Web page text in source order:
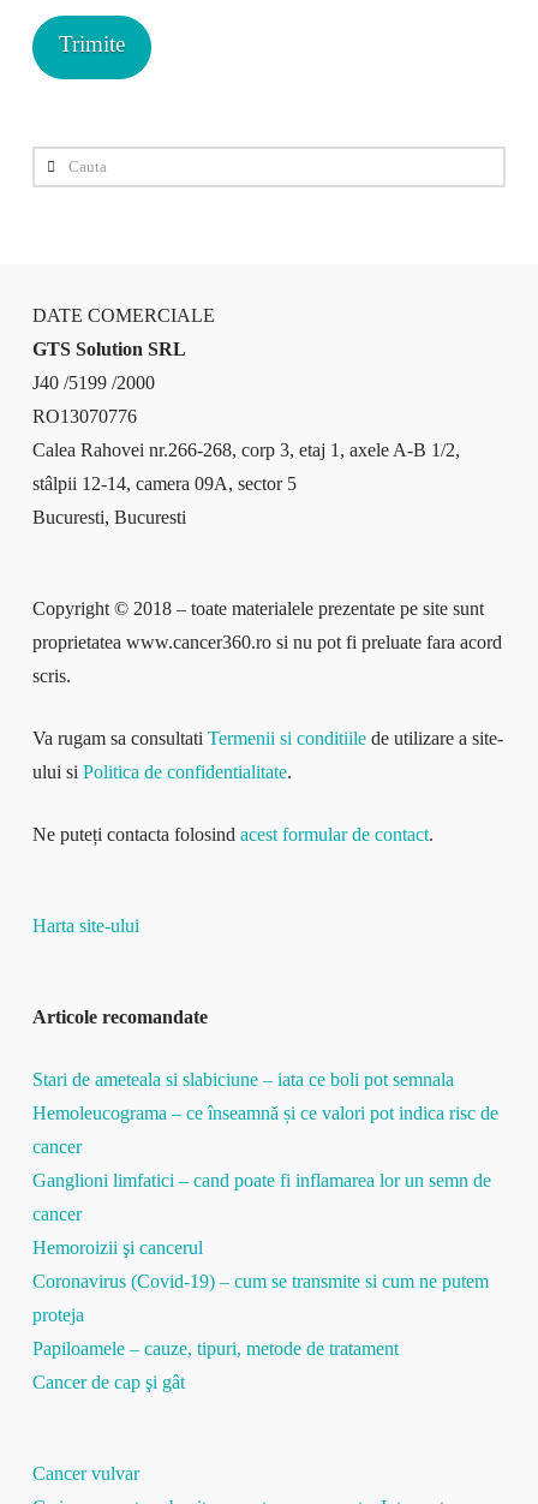
Cauta
DATE COMERCIALE
GTS Solution SRL
J40 /5199 /2000
RO13070776
Calea Rahovei nr.266-268, corp 3, etaj 1, axele A-B 1/2,
stâlpii 12-14, camera 09A, sector 5
Bucuresti, Bucuresti
Copyright © 2018 – toate materialele prezentate pe site sunt
proprietatea www.cancer360.ro si nu pot fi preluate fara acord
scris.
Va rugam sa consultati Termenii si conditiilede utilizare a site-
ului si Politica de confidentialitate.
Ne puteți contacta folosind acest formular de contact.
Harta site-ului
Articole recomandate
Stari de ameteala si slabiciune – iata ce boli pot semnala
Hemoleucograma – ce înseamnă și ce valori pot indica risc de
cancer
Ganglioni limfatici – cand poate fi inflamarea lor un semn de
cancer
Hemoroizii şi cancerul
Coronavirus (Covid-19) – cum se transmite si cum ne putem
proteja
Papiloamele – cauze, tipuri, metode de tratament
Cancer de cap şi gât
Cancer vulvar